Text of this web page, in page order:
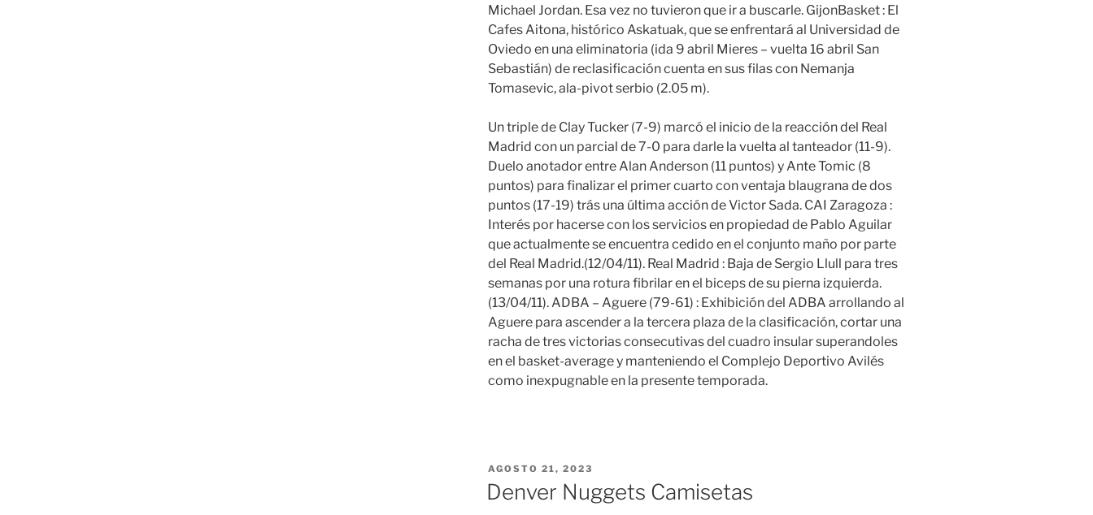
Michael Jordan. Esa vez no tuvieron que ir a buscarle. GijonBasket : El
Cafes Aitona, histórico Askatuak, que se enfrentará al Universidad de
Oviedo en una eliminatoria (ida 9 abril Mieres – vuelta 16 abril San
Sebastián) de reclasificación cuenta en sus filas con Nemanja
Tomasevic, ala-pivot serbio (2.05 m).
Un triple de Clay Tucker (7-9) marcó el inicio de la reacción del Real
Madrid con un parcial de 7-0 para darle la vuelta al tanteador (11-9).
Duelo anotador entre Alan Anderson (11 puntos) y Ante Tomic (8
puntos) para finalizar el primer cuarto con ventaja blaugrana de dos
puntos (17-19) trás una última acción de Victor Sada. CAI Zaragoza :
Interés por hacerse con los servicios en propiedad de Pablo Aguilar
que actualmente se encuentra cedido en el conjunto maño por parte
del Real Madrid.(12/04/11). Real Madrid : Baja de Sergio Llull para tres
semanas por una rotura fibrilar en el biceps de su pierna izquierda.
(13/04/11). ADBA – Aguere (79-61) : Exhibición del ADBA arrollando al
Aguere para ascender a la tercera plaza de la clasificación, cortar una
racha de tres victorias consecutivas del cuadro insular superandoles
en el basket-average y manteniendo el Complejo Deportivo Avilés
como inexpugnable en la presente temporada.
PUBLICADO
EL
AGOSTO 21, 2023
Denver Nuggets Camisetas